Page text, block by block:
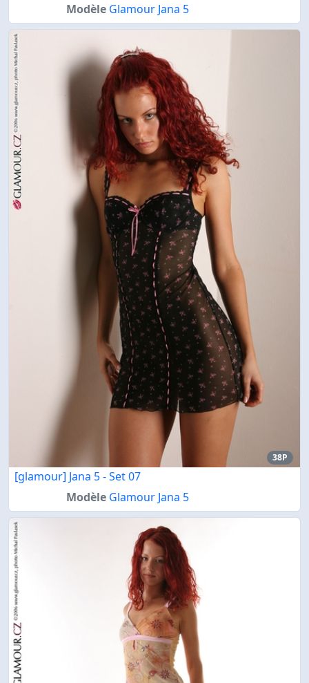
Modèle Glamour Jana 5
38P
[glamour] Jana 5 - Set 07
Modèle Glamour Jana 5